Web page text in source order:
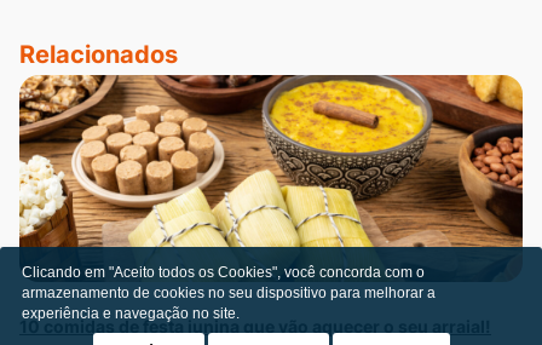
Relacionados
10 comidas de festa junina que vão aquecer o seu arraial!
Clicando em "Aceito todos os Cookies", você concorda com o
armazenamento de cookies no seu dispositivo para melhorar a
experiência e navegação no site.